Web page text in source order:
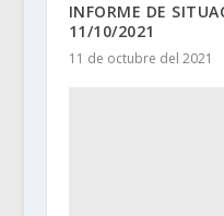
INFORME DE
11/10/2021
11 de octubre del 2021